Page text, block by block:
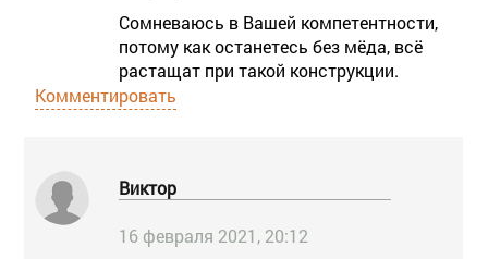
Сомневаюсь в Вашей компетентности,
потому как останетесь без мёда, всё
растащат при такой конструкции.
Комментировать
Виктор
16 февраля 2021, 20:12